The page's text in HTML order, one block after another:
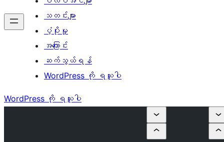
သတင်းများ
ပံ့ပိုးမှု
အကြောင်း
ဆက်သွယ်ရန်
WordPress ကို ရယူပါ
WordPress ကို ရယူပါ